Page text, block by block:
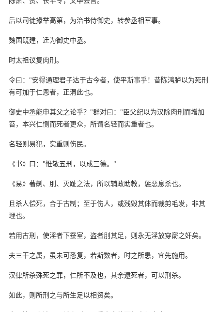
后以司徒掾举高第，为治书侍御史，转参丞相军事。
魏国既建，迁为御史中丞。
时太祖议复肉刑。
令曰："安得通理君子达于古今者，使平斯事乎！昔陈鸿胪以为死刑
有可加于仁恩者，正渭此也。
御史中丞能申其父之论乎？"群对曰："臣父纪以为汉除肉刑而增加
笞，本兴仁恻而死者更众，所谓名轻而实重者也。
名轻则易犯，实重则伤民。
《书》曰："惟敬五刑，以成三德。"
《易》著劓、刖、灭趾之法，所以辅政助教，惩恶息杀也。
且杀人偿死，合于古制；至于伤人，或残毁其体而裁剪毛发，非其
理也。
若用古刑，使淫者下蚕室，盗者刖其足，则永无淫放穿窬之奸矣。
夫三干之属，虽未可悉复，若斯数者，时之所患，宜先施用。
汉律所杀殊死之罪，仁所不及也，其余逮死者，可以刑杀。
如此，则所刑之与所生足以相贸矣。